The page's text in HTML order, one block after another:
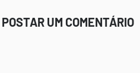
POSTAR UM COMENTÁRIO